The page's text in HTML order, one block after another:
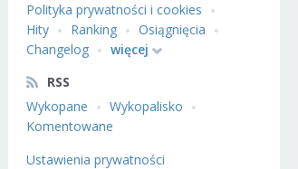
Polityka prywatności i cookies
Hity
Ranking
Osiągnięcia
Changelog
więcej
RSS
Wykopane
Wykopalisko
Komentowane
Ustawienia prywatności